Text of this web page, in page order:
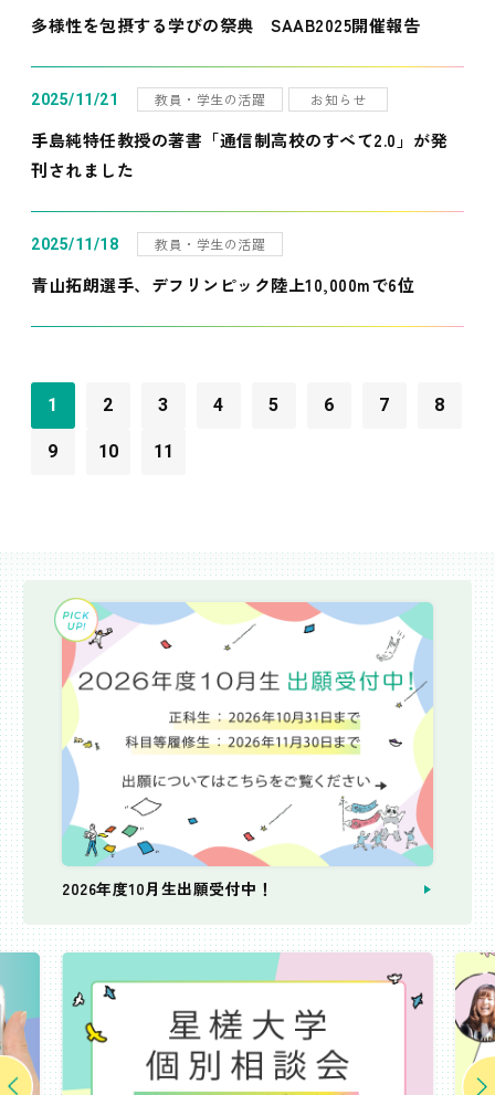
多様性を包摂する学びの祭典 SAAB2025開催報告
2025/11/21 教員・学生の活躍 お知らせ
手島純特任教授の著書「通信制高校のすべて2.0」が発
刊されました
2025/11/18 教員・学生の活躍
青山拓朗選手、デフリンピック陸上10,000mで6位
1 2 3 4 5 6 7 8
9 10 11
2026年度10月生出願受付中！